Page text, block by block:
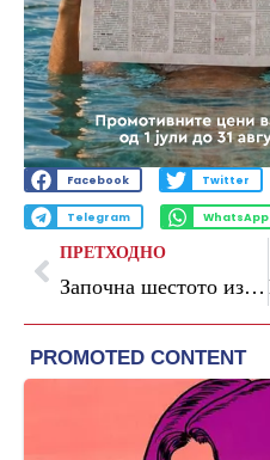
Facebook Twitter
Telegram WhatsApp
ПРЕТХОДНО
Започна шестото издание на Охрид Кампот за високотехнолошка извонредност во организација на Македонија2025